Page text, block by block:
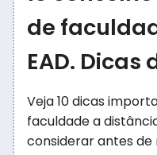
de
EAD.
Veja 10 dicas
faculdade a
considerar antes